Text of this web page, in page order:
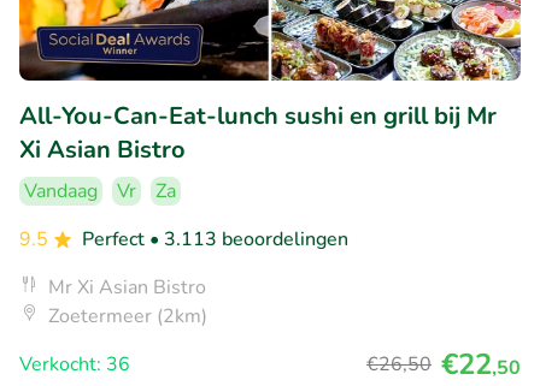
All-You-Can-Eat-lunch sushi en grill bij Mr
Xi Asian Bistro
Vandaag Vr
Za
9.5
Perfect • 3.113 beoordelingen
Mr Xi Asian Bistro
Zoetermeer (2km)
Verkocht: 36
€26,50 €22,50